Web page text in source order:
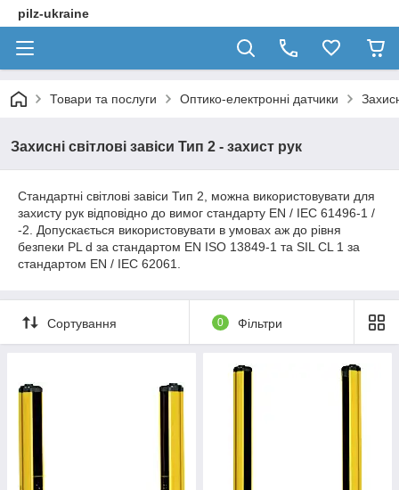
pilz-ukraine
Товари та послуги Оптико-електронні датчики
Захисні світлові завіси Тип 2 - захист рук
Стандартні світлові завіси Тип 2 можна використовувати для
захисту рук відповідно до вимог стандарту EN / IEC 61496-1 /
-2
Допускається використовувати в умовах аж до рівня
безпеки PL d за стандартом EN ISO 13849-1 та SIL CL 1 за
стандартом EN / IEC 62061
Сортування 0 Фільтри